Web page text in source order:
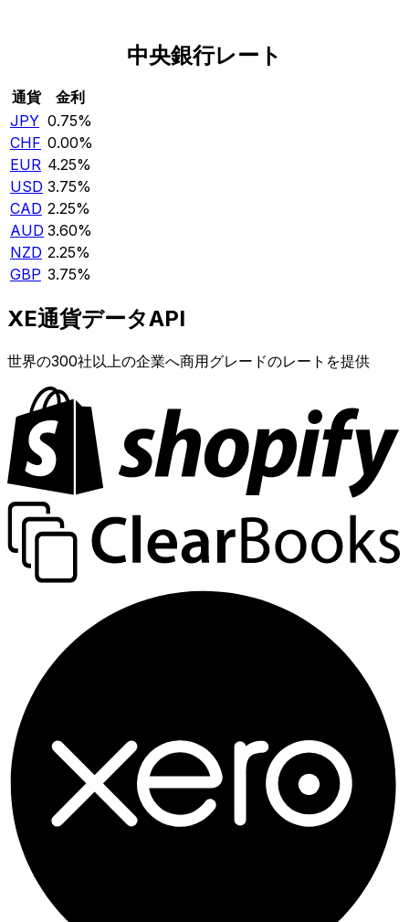
中央銀行レート
通貨
金利
JPY 0.75%
CHF 0.00%
EUR 4.25%
USD 3.75%
CAD 2.25%
AUD 3.60%
NZD 2.25%
GBP 3.75%
XE通貨データAPI
世界の300社以上の企業へ商用グレードのレートを提供